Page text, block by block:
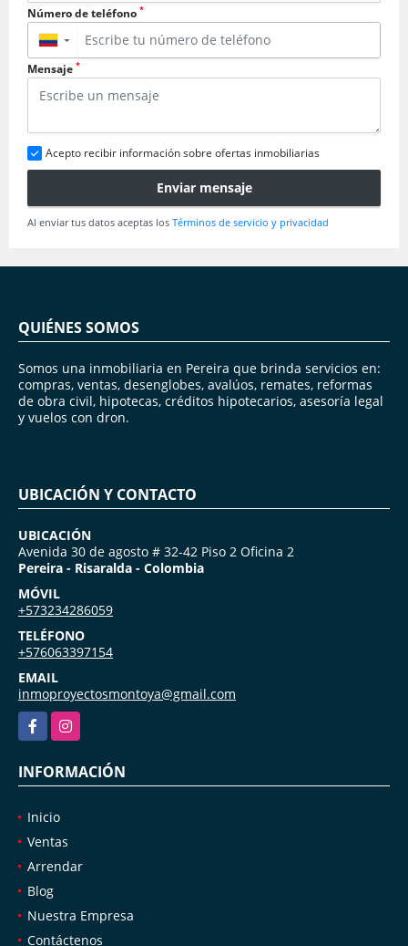
Número de teléfono *
▼
Mensaje *
Acepto recibir información sobre ofertas inmobiliarias
Enviar mensaje
Al enviar tus datos aceptas los Términos de servicio y privacidad
QUIÉNES SOMOS
Somos una inmobiliaria en Pereira que brinda servicios en:
compras, ventas, desenglobes, avalúos, remates, reformas
de obra civil, hipotecas, créditos hipotecarios, asesoría legal
y vuelos con dron.
UBICACIÓN Y CONTACTO
UBICACIÓN
Avenida 30 de agosto # 32-42 Piso 2 Oficina 2
Pereira - Risaralda - Colombia
MÓVIL
+573234286059
TELÉFONO
+576063397154
EMAIL
inmoproyectosmontoya@gmail.com
FacebookInstagram
INFORMACIÓN
Inicio
Ventas
Arrendar
Blog
Nuestra Empresa
Contáctenos